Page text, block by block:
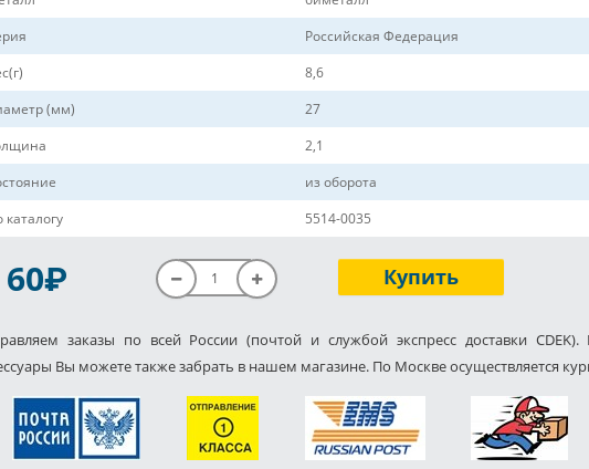
Российская Федерация
8,6
(мм)
27
2,1
из оборота
каталогу
5514-0035
60P Купить
заказы по всей России (почтой и службой экспресс доставки
Вы можете также забрать в нашем магазине. По Москве осуществляется